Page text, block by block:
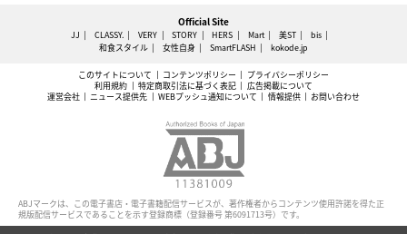
Official Site
JJ CLASSY. VERY STORY HERS Mart 美ST
bis
和食スタイル
女性自身 SmartFLASH kokode.jp
このサイトについて コンテンツポリシー
プライバシーポリシー
利用規約
特定商取引法に基づく表記
広告掲載について
運営会社
ニュース提供先 WEBプッシュ通知について 情報提供 お問い合わせ
ABJマークは、この電子書店・電子書籍配信サービスが、著作権者からコンテンツ使用許諾を得た正
規版配信サービスであることを示す登録商標（登録番号 第6091713号）です。